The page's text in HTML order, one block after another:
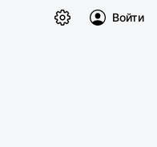
Войти